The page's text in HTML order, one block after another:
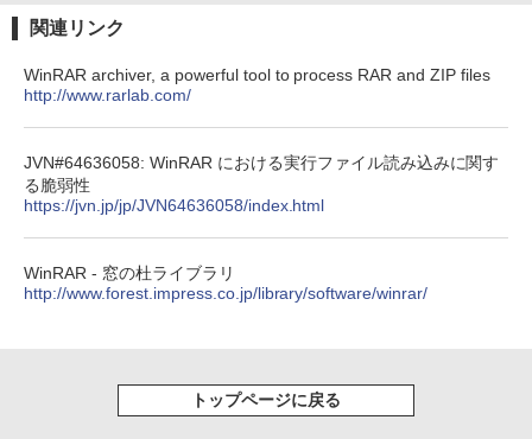
ージ、防水、7インチカラーディスプレ
11インチカラーディスプレイ、64GBスト
レージ、ノート機能搭載、明るさ自動調
関連リンク
WinRAR archiver, a powerful tool to process RAR and ZIP files
http://www.rarlab.com/
JVN#64636058: WinRAR における実行ファイル読み込みに関す
る脆弱性
https://jvn.jp/jp/JVN64636058/index.html
WinRAR - 窓の杜ライブラリ
http://www.forest.impress.co.jp/library/software/winrar/
トップページに戻る